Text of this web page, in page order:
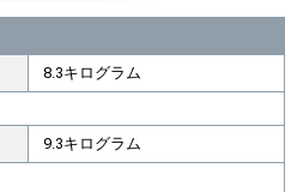
8.3キログラム
9.3キログラム